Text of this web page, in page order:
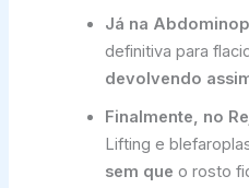
Já na
definitiva para
devolvendo
Finalmente, no
Lifting e
sem que o rosto